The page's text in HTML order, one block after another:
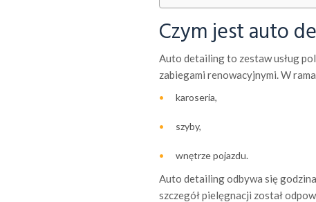
Czym jest auto
Auto detailing to zestaw usług
zabiegami renowacyjnymi. W
karoseria,
szyby,
wnętrze pojazdu.
Auto detailing odbywa się
szczegół pielęgnacji został